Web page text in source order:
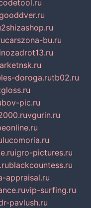
2shizashop.ru
carszona-bu.ru
doroga.rutb02.ru
pic.ru
vgurin.ru
lucomoria.ru
igro-pictures.ru
blackcountess.ru
appraisal.ru
vip-surfing.ru
pavlush.ru